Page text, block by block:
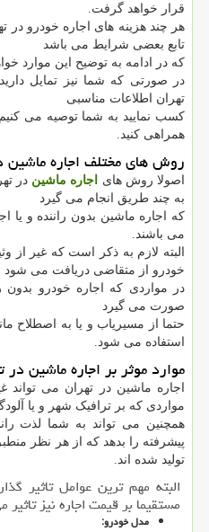
قرار خواهد گرفت.
هر چند هزینه های اجاره خودرو در
تابع بعضی شرایط می باشد
که در ادامه به توضیح این موارد
در صورتی که شما نیز تمایل
تهران اطلاعات مناسبی
کسب نمایید به شما توصیه می
همراهی کنید.
روش های مختلف اجاره ماشین
اصولا روش های اجاره ماشین در
به چند طریق انجام می گیرد
که اجاره ماشین بدون راننده و یا
می باشند.
البته لازم به ذکر است که غیر از
خودرو از متقاضی دریافت می شود
در مواردی که اجاره خودرو بدون
صورت می گیرد
حتما از مسیریاب و یا به اصطلاح
استفاده می شود.
موارد موثر بر اجاره ماشین در
اجاره ماشین در تهران می تواند
مواردی که بر ترافیک شهر و یا
همچنین می تواند به شما لذت
پیشرفته را بدهد که از هر نظر
تولید شده اند.
البته مهم ترین عوامل تاثیر
مستقیما بر قیمت اجاره نیز تاثیر
مدل خودرو: